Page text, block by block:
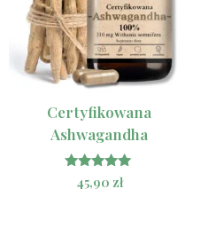
Certyfikowana
Ashwagandha
Oceniono
5.00
45,90 zł